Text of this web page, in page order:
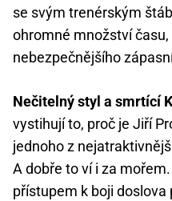
se svým trenérským
ohromné množství
nebezpečnějšího
Nečitelný styl a smrtící
vystihují to, proč je Jiří
jednoho z
A dobře to ví i za
přístupem k boji doslova